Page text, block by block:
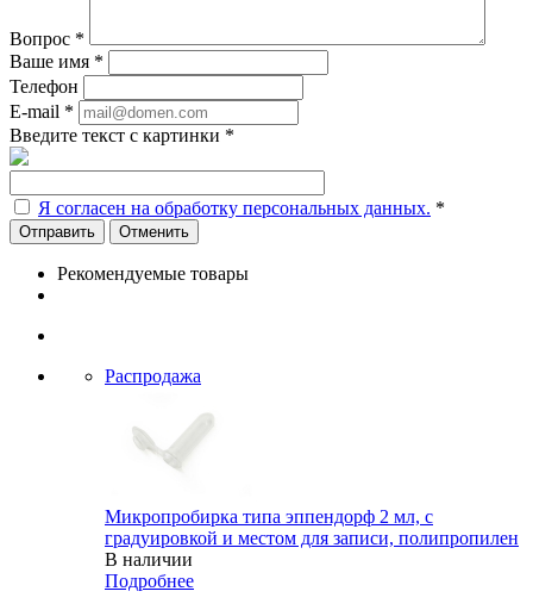
Вопрос *
Ваше имя *
Телефон
E-mail *
Введите текст с картинки *
Я согласен на обработку персональных данных. *
Отменить
Рекомендуемые товары
Распродажа
Микропробирка типа эппендорф 2 мл, с
градуировкой и местом для записи, полипропилен
В наличии
Подробнее